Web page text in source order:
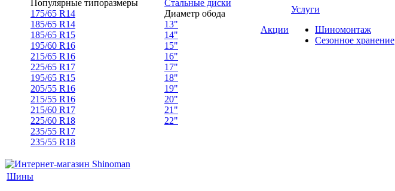
Популярные типоразмеры
175/65 R14
185/65 R14
185/65 R15
195/60 R16
215/65 R16
225/65 R17
195/65 R15
205/55 R16
215/55 R16
215/60 R17
225/60 R18
235/55 R17
235/55 R18
Стальные диски
Диаметр обода
13"
14"
15"
16"
17"
18"
19"
20"
21"
22"
Акции
Услуги
Шиномонтаж
Сезонное хранение
Шины